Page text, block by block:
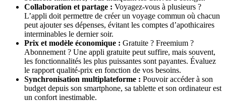
Collaboration et partage : Voyagez-vous à plusieurs ?
L’appli doit permettre de créer un voyage commun où chacun
peut ajouter ses dépenses, évitant les comptes d’apothicaires
interminables le dernier soir.
Prix et modèle économique : Gratuite ? Freemium ?
Abonnement ? Une appli gratuite peut suffire, mais souvent,
les fonctionnalités les plus puissantes sont payantes. Évaluez
le rapport qualité-prix en fonction de vos besoins.
Synchronisation multiplateforme : Pouvoir accéder à son
budget depuis son smartphone, sa tablette et son ordinateur est
un confort inestimable.